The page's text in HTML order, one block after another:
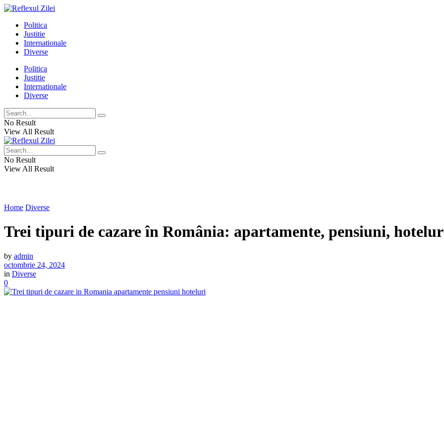
Politica
Justitie
Internationale
Diverse
Politica
Justitie
Internationale
Diverse
No Result
View All Result
No Result
View All Result
Home Diverse
Trei tipuri de cazare în România: apartamente, pensiuni,
by admin
octombrie 24, 2024
in Diverse
0